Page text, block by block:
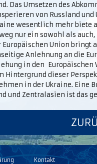
Das Umsetzen des
von Russland und
wesentlich mehr biete
nur ein sowohl als
Europäischen Union
Anlehnung an die
in den Europäischen
Hintergrund dieser
in der Ukraine. Eine
und Zentralasien ist das
Kontakt